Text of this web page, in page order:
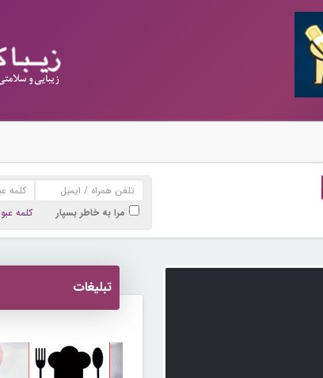
مرا به خاطر بسپار
کلمه
تبلیغات